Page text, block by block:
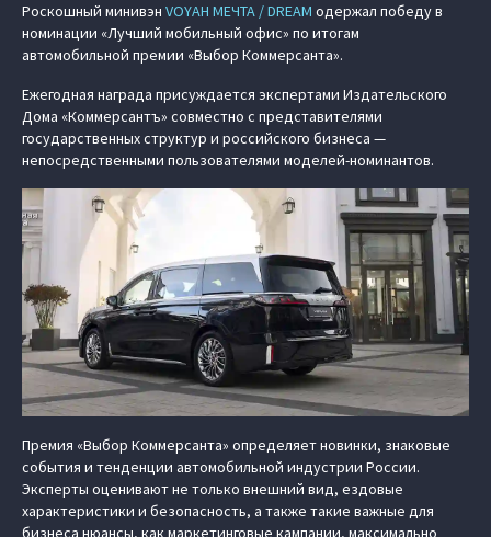
Роскошный минивэн VOYAH МЕЧТА / DREAM одержал победу в
номинации «Лучший мобильный офис» по итогам
автомобильной премии «Выбор Коммерсанта».
Ежегодная награда присуждается экспертами Издательского
Дома «Коммерсантъ» совместно с представителями
государственных структур и российского бизнеса —
непосредственными пользователями моделей-номинантов.
Премия «Выбор Коммерсанта» определяет новинки, знаковые
события и тенденции автомобильной индустрии России.
Эксперты оценивают не только внешний вид, ездовые
характеристики и безопасность, а также такие важные для
бизнеса нюансы, как маркетинговые кампании, максимально